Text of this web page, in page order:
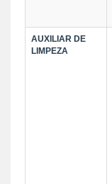
AUXILIAR DE
LIMPEZA